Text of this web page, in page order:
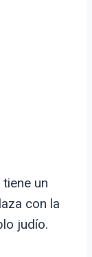
un
con la
judío.